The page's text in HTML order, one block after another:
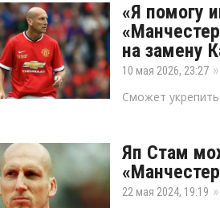
«Я помогу
на замену
10 мая 2026, 23:27
Сможет
Яп Стам
22 мая 2024, 19:19